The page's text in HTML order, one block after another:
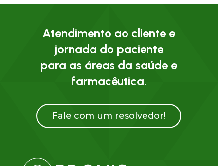
Atendimento ao cliente e
jornada do paciente
para as áreas da saúde e
farmacêutica.
Fale com um resolvedor!